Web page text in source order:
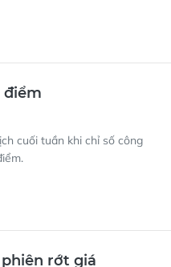
điểm
cuối tuần khi chỉ số công
rớt giá